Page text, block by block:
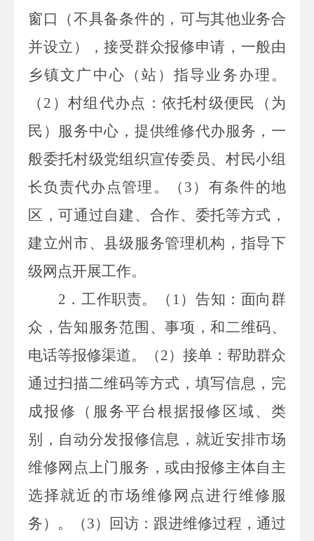
窗口（不具备条件的，可与其他业务合
并设立），接受群众报修申请，一般由
乡镇文广中心（站）指导业务办理。
（ 2 ）村组代办点：依托村级便民（为
民）服务中心，提供维修代办服务，一
般委托村级党组织宣传委员、村民小组
长负责代办点管理。（ 3 ）有条件的地
区，可通过自建、合作、委托等方式，
建立州市、县级服务管理机构，指导下
级网点开展工作。
2 ．工作职责。（ 1）告知：面向群
众，告知服务范围、事项，和二维码、
电话等报修渠道。（2）接单：帮助群众
通过扫描二维码等方式，填写信息，完
成报修（服务平台根据报修区域、类
别，自动分发报修信息，就近安排市场
维修网点上门服务，或由报修主体自主
选择就近的市场维修网点进行维修服
务）。（3）回访：跟进维修过程，通过